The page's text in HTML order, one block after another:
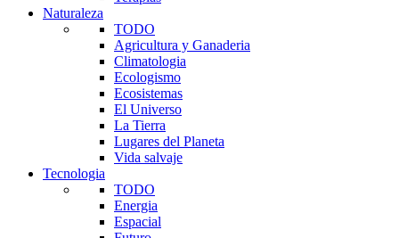
Naturaleza
TODO
Agricultura y Ganaderia
Climatologia
Ecologismo
Ecosistemas
El Universo
La Tierra
Lugares del Planeta
Vida salvaje
Tecnologia
TODO
Energia
Espacial